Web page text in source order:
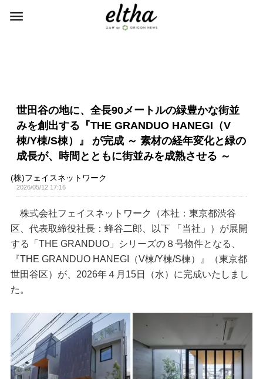
世田谷の地に、全長90メートルの緑豊かな街並
みを創出する『THE GRANDUO HANEGI（V
棟/Y棟/S棟）』 が完成 ～ 素材の経年変化と緑の
成長が、時間とともに街並みを成熟させる ～
(株)フェイスネットワーク
2026/05/12 17:16
株式会社フェイスネットワーク（本社：東京都渋谷
区、代表取締役社長：蜂谷二郎、以下 「当社」）が展開
する「THE GRANDUO」シリーズの８号物件となる、
『THE GRANDUO HANEGI（V棟/Y棟/S棟）』（東京都
世田谷区）が、2026年４月15日（水）に完成いたしまし
た。